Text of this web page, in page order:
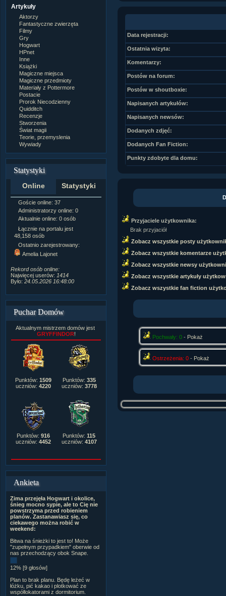
Artykuły
Aktorzy
Fantastyczne zwierzęta
Filmy
Gry
Hogwart
HPnet
Inne
Książki
Magiczne miejsca
Magiczne przedmioty
Materiały z Pottermore
Postacie
Prorok Niecodzienny
Quidditch
Recenzje
Stworzenia
Świat magii
Teorie, przemyslenia
Wywiady
Statystyki
Online Statystyki
Goście online: 37
Administratorzy online: 0
Aktualnie online: 0 osób
Łącznie na portalu jest
48,158 osób
Ostatnio zarejestrowany:
Amelia Lajonet
Rekord osób online:
Najwięcej userów: 1414
Było: 24.05.2026 16:48:00
Napisanych artykułów:
Zdjęć w galerii:21,490
Tematów na forum: 3,921
Postów na forum:
Komentarzy do materiałów:
222,019
3,327
Wlepionych ostrzeżeń:4,170
Puchar Domów
Aktualnym mistrzem domów jest
GRYFFINDOR!
Punktów: 1509
uczniów: 4220
Punktów: 335
uczniów: 3778
Punktów: 916
uczniów: 4452
Punktów: 115
uczniów: 4107
Ankieta
Zima przejęła Hogwart i okolice,
śnieg mocno sypie, ale to Cię nie
powstrzyma przed robieniem
planów. Zastanawiasz się, co
ciekawego można robić w
weekend:
Bitwa na śnieżki to jest to! Może
"zupełnym przypadkiem" oberwie od
nas przechodzący obok Snape.
12% [9 głosów]
Plan to brak planu. Będę leżeć w
łóżku, pić kakao i plotkować ze
współlokatorami z dormitorium.
Data rejestracji:
Ostatnia wizyta:
Komentarzy:
Postów na forum:
Postów w shoutboxie:
Napisanych artykułów:
Napisanych newsów:
Dodanych zdjęć:
Dodanych Fan Fiction:
Punkty zdobyte dla domu:
Przyjaciele użytkownika:
Brak przyjaciół
Zobacz wszystkie posty
Zobacz wszystkie komentarze
Zobacz wszystkie newsy
Zobacz wszystkie artykuły
Zobacz wszystkie fan fiction
Pochwały: 0- Pokaż
Ostrzeżenia: 0- Pokaż